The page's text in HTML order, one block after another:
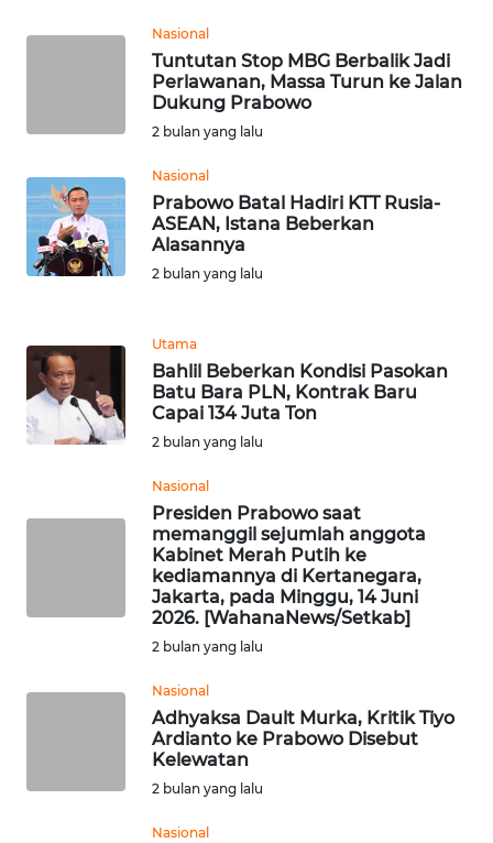
Nasional
Tuntutan Stop MBG Berbalik Jadi
Perlawanan, Massa Turun ke Jalan
Dukung Prabowo
2 bulan yang lalu
Nasional
Prabowo Batal Hadiri KTT Rusia-
ASEAN, Istana Beberkan
Alasannya
2 bulan yang lalu
Utama
Bahlil Beberkan Kondisi Pasokan
Batu Bara PLN, Kontrak Baru
Capai 134 Juta Ton
2 bulan yang lalu
Nasional
Presiden Prabowo saat
memanggil sejumlah anggota
Kabinet Merah Putih ke
kediamannya di Kertanegara,
Jakarta, pada Minggu, 14 Juni
2026. [WahanaNews/Setkab]
2 bulan yang lalu
Nasional
Adhyaksa Dault Murka, Kritik Tiyo
Ardianto ke Prabowo Disebut
Kelewatan
2 bulan yang lalu
Nasional
WN DELI
TEBING
WN
PAKPAK
WN
BEKASI